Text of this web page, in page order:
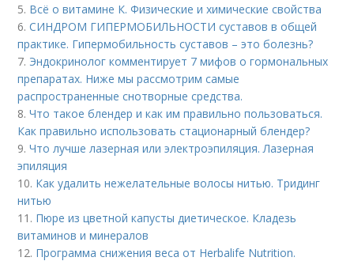
5. Всё о витамине К. Физические и химические свойства
6.СИНДРОМ ГИПЕРМОБИЛЬНОСТИ суставов в общей
практике. Гипермобильность суставов – это болезнь?
7. Эндокринолог комментирует 7 мифов о гормональных
препаратах. Ниже мы рассмотрим самые
распространенные снотворные средства.
8.Что такое блендер и как им правильно пользоваться.
Как правильно использовать стационарный блендер?
9.Что лучше лазерная или электроэпиляция. Лазерная
эпиляция
10. Как удалить нежелательные волосы нитью. Тридинг
нитью
11. Пюре из цветной капусты диетическое. Кладезь
витаминов и минералов
12. Программа снижения веса от Herbalife Nutrition.